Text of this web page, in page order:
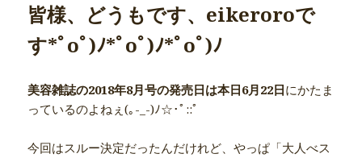
皆様、どうもです、eikeroroで
す*ﾟoﾟ)ﾉ*ﾟoﾟ)ﾉ*ﾟoﾟ)ﾉ
美容雑誌の2018年8月号の発売日は本日6月22日にかたま
っているのよねぇ(｡-_-)ﾉ☆･ﾟ::ﾟ
今回はスルー決定だったんだけれど、やっぱ「大人べス